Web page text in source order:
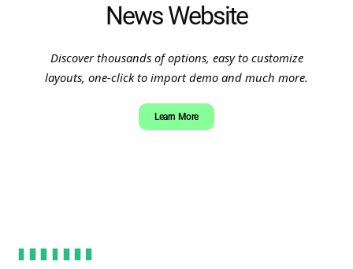
News Website
Discover thousands of options, easy to customize
layouts, one-click to import demo and much more.
Learn More